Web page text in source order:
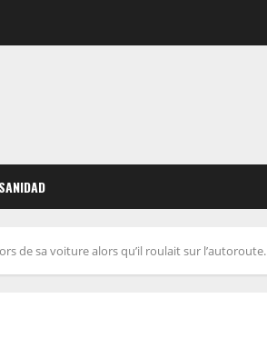
SANIDAD
de sa voiture alors qu’il roulait sur l’autoroute.